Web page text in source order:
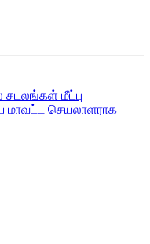
மீட்பு
மாவட்ட செயலாளராக